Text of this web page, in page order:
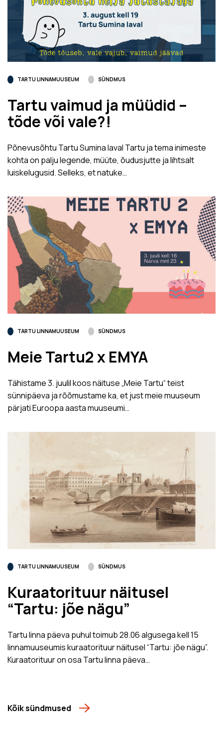
TARTU LINNAMUUSEUM SÜNDMUS
Tartu vaimud ja müüdid –
tõde või vale?!
Põnevusõhtu Tartu Sumina laval Tartu ja tema inimeste
kohta on palju legende, müüte, õudusjutte ja lihtsalt
luiskelugusid. Selleks, et natuke…
TARTU LINNAMUUSEUM SÜNDMUS
Meie Tartu2 x EMYA
Tähistame 3. juulil koos näituse „Meie Tartu“ teist
sünnipäeva ja rõõmustame ka, et just meie muuseum
pärjati Euroopa aasta muuseumi…
TARTU LINNAMUUSEUM SÜNDMUS
Kuraatorituur näitusel
“Tartu: jõe nägu”
Tartu linna päeva puhul toimub 28.06 algusega kell 15
linnamuuseumis kuraatorituur näitusel “Tartu: jõe nägu”.
Kuraatorituur on osa Tartu linna päeva…
Kõik sündmused